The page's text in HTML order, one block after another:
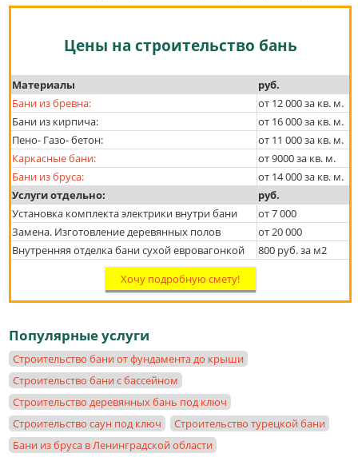
Цены на строительство бань
Материалы
руб.
Бани из бревна:
от 12 000 за кв. м.
Бани из кирпича:
от 16 000 за кв. м.
Пено- Газо- бетон:
от 11 000 за кв. м.
Каркасные бани:
от 9000 за кв. м.
Бани из бруса:
от 14 000 за кв. м.
Услуги отдельно:
руб.
Установка комплекта электрики внутри бани
от 7 000
Замена. Изготовление деревянных полов
от 20 000
Внутренняя отделка бани сухой евровагонкой
800 руб. за м2
Хочу подробную смету!
Популярные услуги
Строительство бани от фундамента до крыши
Строительство бани с бассейном
Строительство деревянных бань под ключ
Строительство саун под ключ
Строительство турецкой бани
Бани из бруса в Ленинградской области